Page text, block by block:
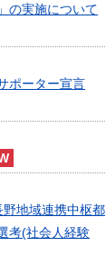
人事・職員募集
まちづくり
庁舎建設
の実施について
ポーター宣言
地域連携中枢都
考(社会人経験